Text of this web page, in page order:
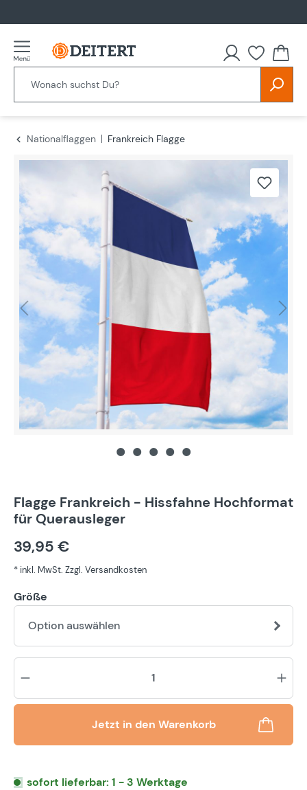
Nationalflaggen
Frankreich Flagge
Bildergalerie überspringen
Flagge Frankreich - Hissfahne Hochformat
für Querausleger
39,95 €
* inkl. MwSt. Zzgl. Versandkosten
Größe
Option auswählen
Jetzt in den Warenkorb
sofort lieferbar: 1 - 3 Werktage